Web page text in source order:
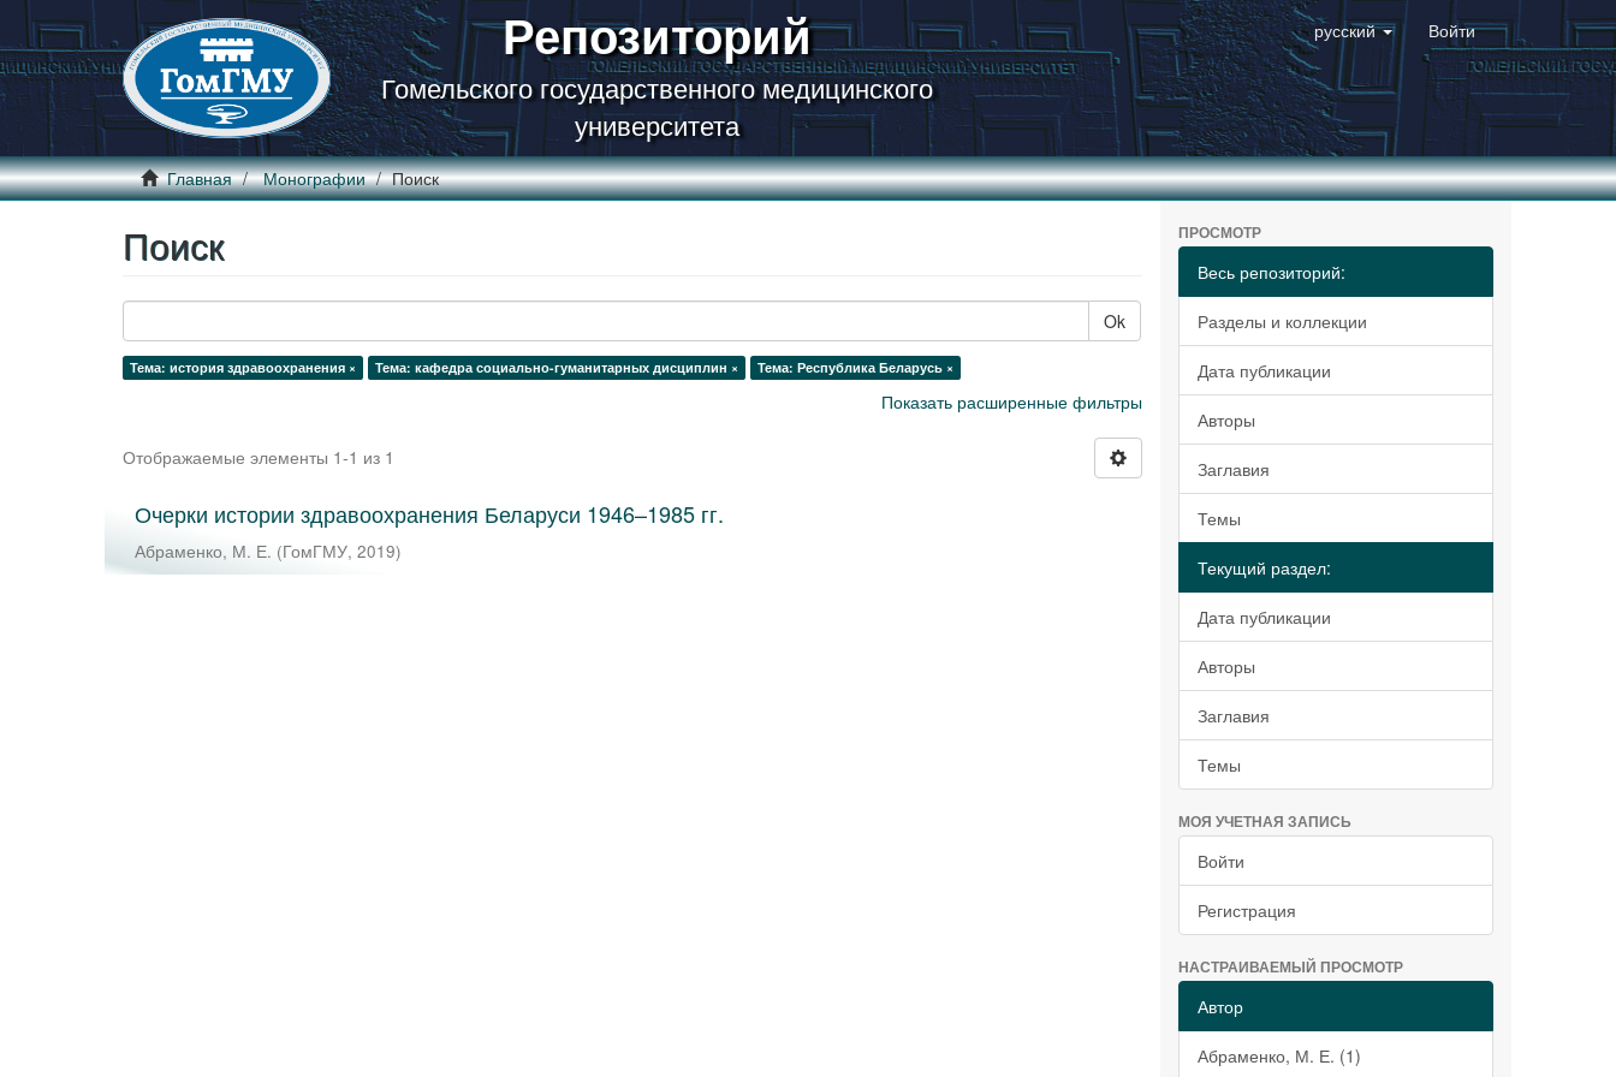
Репозиторий
Гомельского государственного медицинского
университета
русский Войти
Главная Монографии Поиск
Поиск
Ok
Тема: история здравоохранения × Тема: кафедра социально-гуманитарных дисциплин × Тема: Республика Беларусь ×
Показать расширенные фильтры
Отображаемые элементы 1-1 из 1
Очерки истории здравоохранения Беларуси 1946–1985 гг.
Абраменко, М. Е. (ГомГМУ, 2019)
ПРОСМОТР
Весь репозиторий:
Разделы и коллекции
Дата публикации
Авторы
Заглавия
Темы
Текущий раздел:
Дата публикации
Авторы
Заглавия
Темы
МОЯ УЧЕТНАЯ ЗАПИСЬ
Войти
Регистрация
НАСТРАИВАЕМЫЙ ПРОСМОТР
Автор
Абраменко, М. Е. (1)